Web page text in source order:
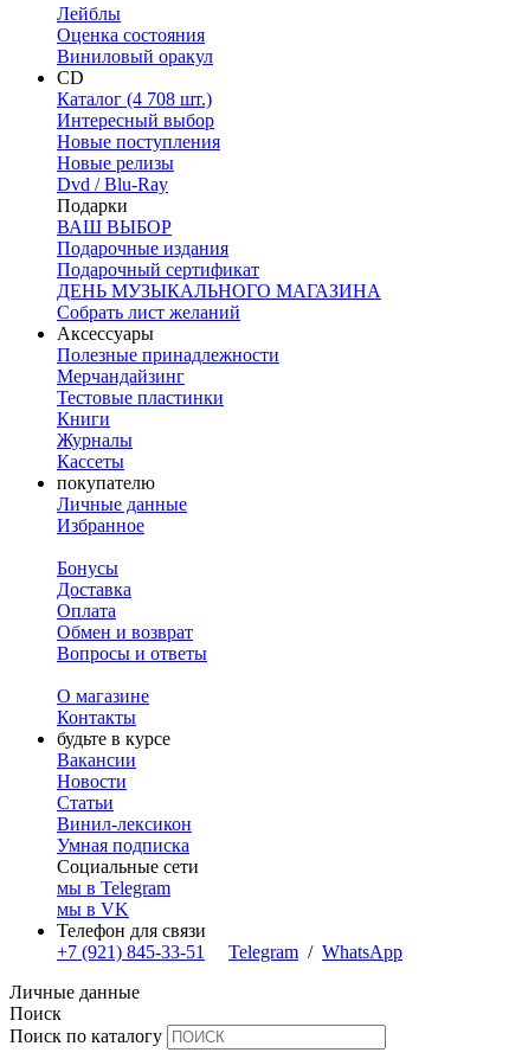
Лейблы
Оценка состояния
Виниловый оракул
CD
Каталог (4 708 шт.)
Интересный выбор
Новые поступления
Новые релизы
Dvd / Blu-Ray
Подарки
ВАШ ВЫБОР
Подарочные издания
Подарочный сертификат
ДЕНЬ МУЗЫКАЛЬНОГО МАГАЗИНА
Собрать лист желаний
Аксессуары
Полезные принадлежности
Мерчандайзинг
Тестовые пластинки
Книги
Журналы
Кассеты
покупателю
Личные данные
Избранное
Бонусы
Доставка
Оплата
Обмен и возврат
Вопросы и ответы
О магазине
Контакты
будьте в курсе
Вакансии
Новости
Статьи
Винил-лексикон
Умная подписка
Социальные сети
мы в Telegram
мы в VK
Телефон для связи
+7 (921) 845-33-51
Telegram / WhatsApp
Личные данные
Поиск
Поиск по каталогу